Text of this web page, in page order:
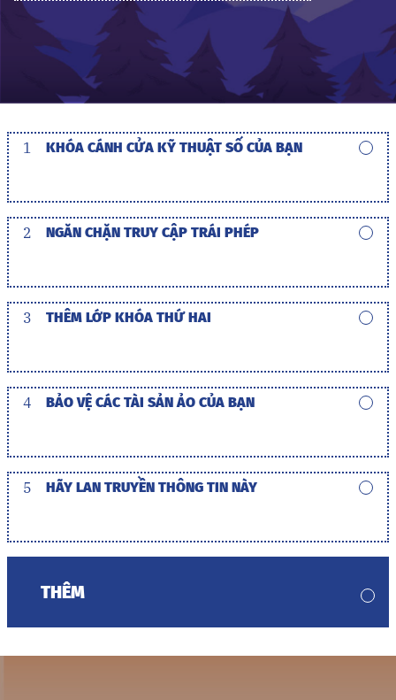
1 KHÓA CÁNH CỬA KỸ THUẬT SỐ CỦA BẠN
2 NGĂN CHẶN TRUY CẬP TRÁI PHÉP
3 THÊM LỚP KHÓA THỨ HAI
4 BẢO VỆ CÁC TÀI SẢN ẢO CỦA BẠN
5 HÃY LAN TRUYỀN THÔNG TIN NÀY
THÊM